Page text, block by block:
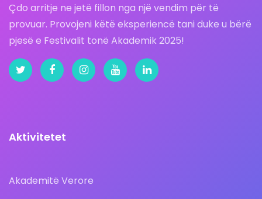
Çdo arritje ne jetë fillon nga një vendim për të
provuar. Provojeni këtë eksperiencë tani duke u bërë
pjesë e Festivalit tonë Akademik 2025!
Aktivitetet
Akademitë Verore